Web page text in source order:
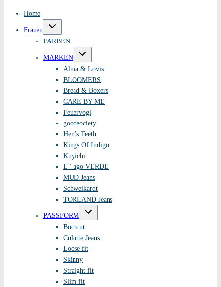
Home
Frauen
Untermenü
FARBEN
MARKEN
Untermenü
Alma & Lovis
BLOOMERS
Bread & Boxers
CARE BY ME
Feuervogl
goodsociety
Hen’s Teeth
Kings Of Indigo
Kuyichi
L ‘ ago VERDE
MUD Jeans
Schweikardt
TORLAND Jeans
PASSFORM
Untermenü
Bootcut
Culotte Jeans
Loose fit
Skinny
Straight fit
Slim fit